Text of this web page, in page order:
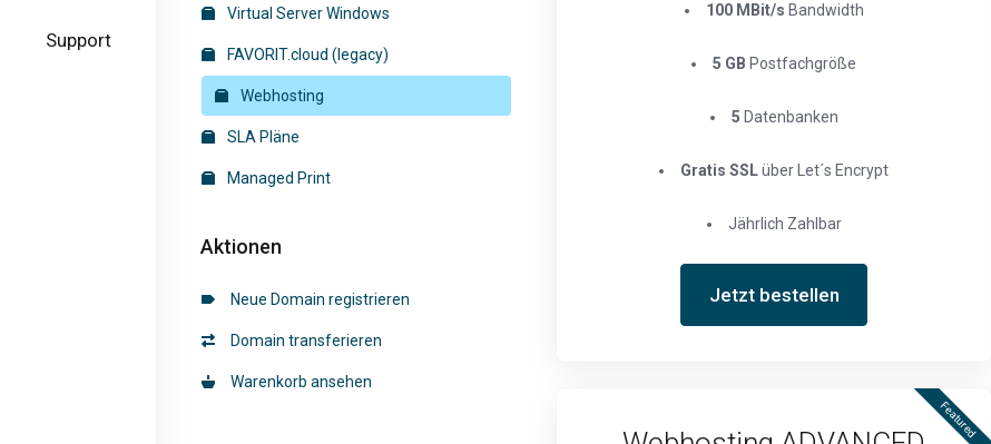
Support
Virtual Server Windows
FAVORIT.cloud (legacy)
Webhosting
SLA Pläne
Managed Print
Aktionen
Neue Domain registrieren
Domain transferieren
Warenkorb ansehen
100 MBit/s Bandwidth
5 GB Postfachgröße
5 Datenbanken
Gratis SSLüber Let´s Encrypt
Jährlich Zahlbar
Jetzt bestellen
Featured